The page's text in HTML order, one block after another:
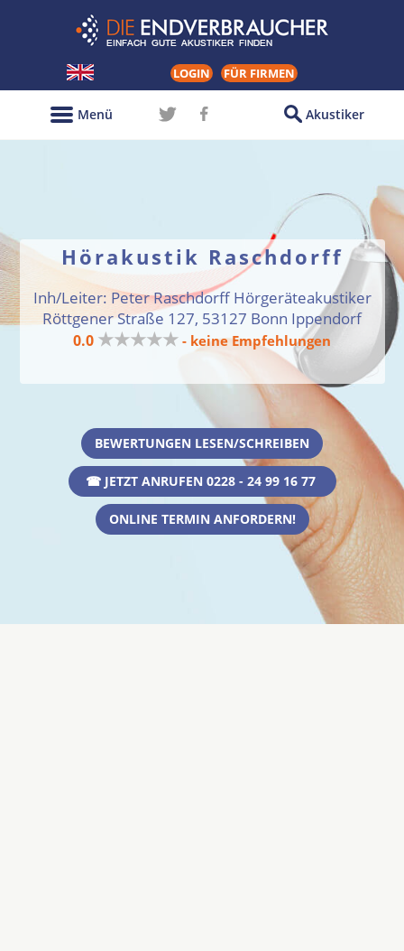
LOGIN FÜR FIRMEN
Akustiker
Menü
Hörakustik Raschdorff
Inh/Leiter: Peter Raschdorff Hörgeräteakustiker
Röttgener Straße 127, 53127 Bonn Ippendorf
0.0 ★★★★★ - keine Empfehlungen
BEWERTUNGEN LESEN/SCHREIBEN
☎ JETZT ANRUFEN 0228 - 24 99 16 77
ONLINE TERMIN ANFORDERN!